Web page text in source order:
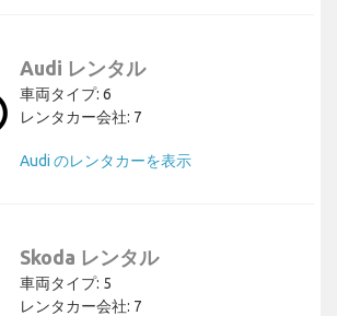
Audi レンタル
車両タイプ: 6
レンタカー会社: 7
Audi のレンタカーを表示
Skoda レンタル
車両タイプ: 5
レンタカー会社: 7